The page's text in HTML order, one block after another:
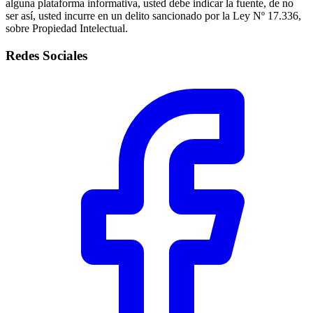
alguna plataforma informativa, usted debe indicar la fuente, de no
ser así, usted incurre en un delito sancionado por la Ley Nº 17.336,
sobre Propiedad Intelectual.
Redes Sociales